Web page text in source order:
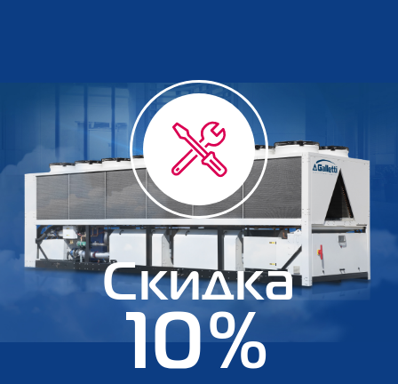
Скидка
10%